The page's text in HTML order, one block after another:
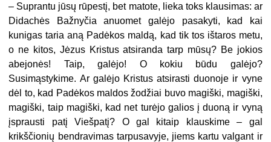
– Suprantu jūsų rūpestį, bet matote, lieka toks klausimas: ar
Didachės Bažnyčia anuomet galėjo pasakyti, kad kai
kunigas taria aną Padėkos maldą, kad tik tos ištaros metu,
o ne kitos, Jėzus Kristus atsiranda tarp mūsų? Be jokios
abejonės! Taip, galėjo! O kokiu būdu galėjo?
Susimąstykime. Ar galėjo Kristus atsirasti duonoje ir vyne
dėl to, kad Padėkos maldos žodžiai buvo magiški, magiški,
magiški, taip magiški, kad net turėjo galios į duoną ir vyną
įsprausti patį Viešpatį? O gal kitaip klauskime – gal
krikščionių bendravimas tarpusavyje, jiems kartu valgant ir